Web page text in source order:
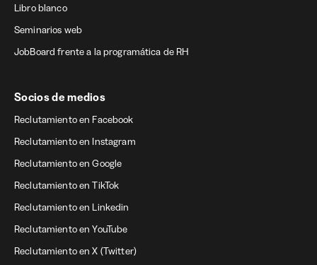
Libro blanco
Seminarios web
JobBoard frente a la programática de RH
Socios de medios
Reclutamiento en Facebook
Reclutamiento en Instagram
Reclutamiento en Google
Reclutamiento en TikTok
Reclutamiento en Linkedin
Reclutamiento en YouTube
Reclutamiento en X (Twitter)